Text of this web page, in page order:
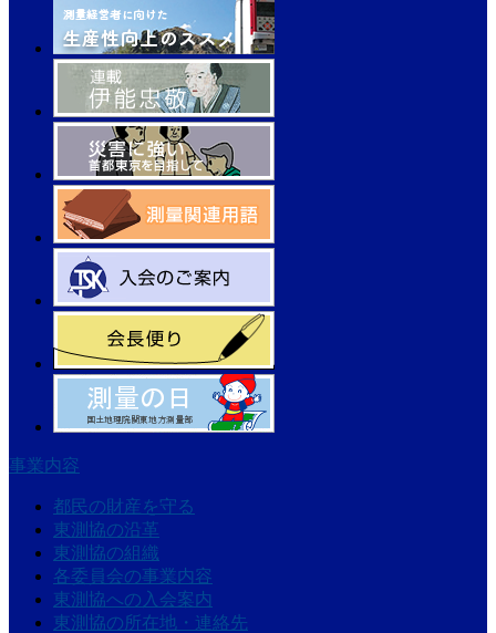
事業内容
都民の財産を守る
東測協の沿革
東測協の組織
各委員会の事業内容
東測協への入会案内
東測協の所在地・連絡先